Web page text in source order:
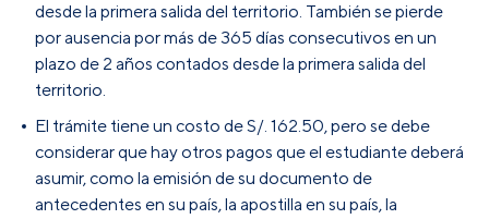
desde la primera salida del territorio. También se pierde
por ausencia por más de 365 días consecutivos en un
plazo de 2 años contados desde la primera salida del
territorio.
El trámite tiene un costo de S/. 162.50, pero se debe
considerar que hay otros pagos que el estudiante deberá
asumir, como la emisión de su documento de
antecedentes en su país, la apostilla en su país, la